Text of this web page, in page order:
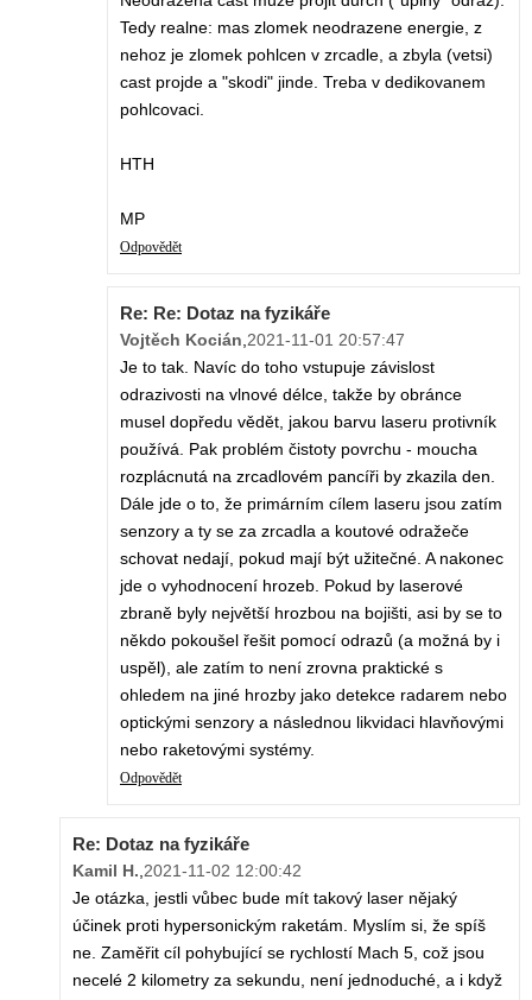
Tedy realne: mas zlomek neodrazene energie, z
nehoz je zlomek pohlcen v zrcadle, a zbyla (vetsi)
cast projde a "skodi" jinde. Treba v dedikovanem
pohlcovaci.
HTH
MP
Odpovědět
Re: Re: Dotaz na fyzikáře
Vojtěch Kocián,2021-11-01 20:57:47
Je to tak. Navíc do toho vstupuje závislost
odrazivosti na vlnové délce, takže by obránce
musel dopředu vědět, jakou barvu laseru protivník
používá. Pak problém čistoty povrchu - moucha
rozplácnutá na zrcadlovém pancíři by zkazila den.
Dále jde o to, že primárním cílem laseru jsou zatím
senzory a ty se za zrcadla a koutové odražeče
schovat nedají, pokud mají být užitečné. A nakonec
jde o vyhodnocení hrozeb. Pokud by laserové
zbraně byly největší hrozbou na bojišti, asi by se to
někdo pokoušel řešit pomocí odrazů (a možná by i
uspěl), ale zatím to není zrovna praktické s
ohledem na jiné hrozby jako detekce radarem nebo
optickými senzory a následnou likvidaci hlavňovými
nebo raketovými systémy.
Odpovědět
Re: Dotaz na fyzikáře
Kamil H.,2021-11-02 12:00:42
Je otázka, jestli vůbec bude mít takový laser nějaký
účinek proti hypersonickým raketám. Myslím si, že spíš
ne. Zaměřit cíl pohybující se rychlostí Mach 5, což jsou
necelé 2 kilometry za sekundu, není jednoduché, a i když